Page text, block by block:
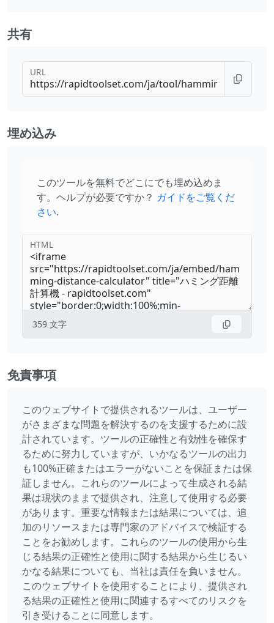
共有
URL
埋め込み
このツールを無料でどこにでも埋め込めま
す。ヘルプが必要ですか？ ガイドをご覧くだ
さい.
HTML
359 文字
免責事項
このウェブサイトで提供されるツールは、ユーザー
がさまざまな問題を解決するのを支援するために設
計されています。ツールの正確性と有効性を確保す
るために努力していますが、いかなるツールの出力
も100%正確またはエラーがないことを保証または保
証しません。これらのツールによって生成される結
果は現状のままで提供され、注意して使用する必要
があります。重要な情報または結果については、追
加のリソースまたは専門家のアドバイスで検証する
ことをお勧めします。これらのツールの使用から生
じる結果の正確性と使用に関する結果から生じるい
かなる結果についても、当社は責任を負いません。
このウェブサイトを使用することにより、提供され
る結果の正確性と使用に関連するすべてのリスクを
引き受けることに同意します。